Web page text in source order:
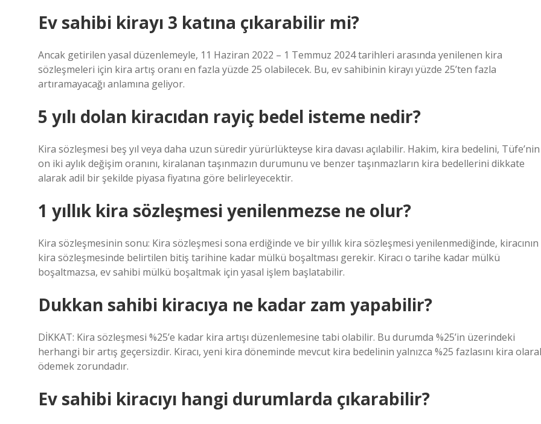
Ev sahibi kirayı 3 katına çıkarabilir mi?
Ancak getirilen yasal düzenlemeyle, 11 Haziran 2022 – 1 Temmuz 2024 tarihleri ​​arasında yenilenen kira
sözleşmeleri için kira artış oranı en fazla yüzde 25 olabilecek. Bu, ev sahibinin kirayı yüzde 25’ten fazla
artıramayacağı anlamına geliyor.
5 yılı dolan kiracıdan rayiç bedel isteme nedir?
Kira sözleşmesi beş yıl veya daha uzun süredir yürürlükteyse kira davası açılabilir. Hakim, kira bedelini, Tüfe’nin
on iki aylık değişim oranını, kiralanan taşınmazın durumunu ve benzer taşınmazların kira bedellerini dikkate
alarak adil bir şekilde piyasa fiyatına göre belirleyecektir.
1 yıllık kira sözleşmesi yenilenmezse ne olur?
Kira sözleşmesinin sonu: Kira sözleşmesi sona erdiğinde ve bir yıllık kira sözleşmesi yenilenmediğinde, kiracının
kira sözleşmesinde belirtilen bitiş tarihine kadar mülkü boşaltması gerekir. Kiracı o tarihe kadar mülkü
boşaltmazsa, ev sahibi mülkü boşaltmak için yasal işlem başlatabilir.
Dukkan sahibi kiracıya ne kadar zam yapabilir?
DİKKAT: Kira sözleşmesi %25’e kadar kira artışı düzenlemesine tabi olabilir. Bu durumda %25’in üzerindeki
herhangi bir artış geçersizdir. Kiracı, yeni kira döneminde mevcut kira bedelinin yalnızca %25 fazlasını kira
ödemek zorundadır.
Ev sahibi kiracıyı hangi durumlarda çıkarabilir?